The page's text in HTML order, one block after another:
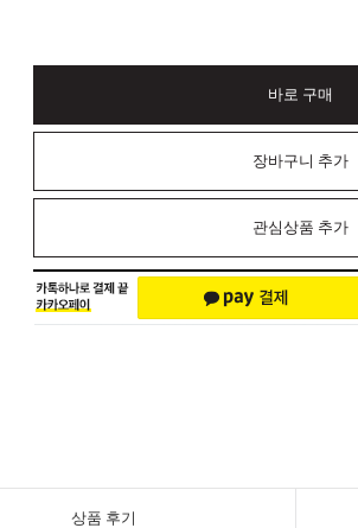
바로 구매
장바구니 추가
관심상품 추가
상품 후기